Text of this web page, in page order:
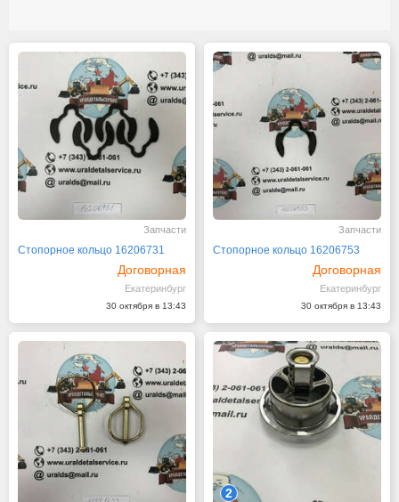
Запчасти
Стопорное кольцо 16206731
Договорная
Екатеринбург
30 октября в 13:43
Запчасти
Стопорное кольцо 16206753
Договорная
Екатеринбург
30 октября в 13:43
2